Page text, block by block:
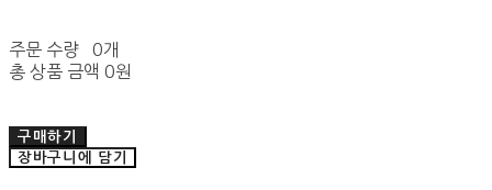
주문 수량
0개
총 상품 금액 0원
구매하기
장바구니에 담기